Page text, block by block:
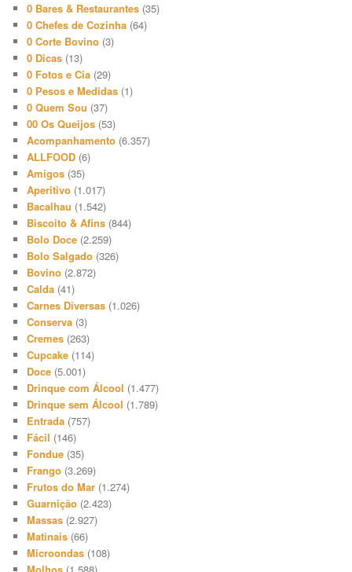
0 Bares & Restaurantes (35)
0 Chefes de Cozinha (64)
0 Corte Bovino (3)
0 Dicas (13)
0 Fotos e Cia (29)
0 Pesos e Medidas (1)
0 Quem Sou (37)
00 Os Queijos (53)
Acompanhamento (6.357)
ALLFOOD (6)
Amigos (35)
Aperitivo (1.017)
Bacalhau (1.542)
Biscoito & Afins (844)
Bolo Doce (2.259)
Bolo Salgado (326)
Bovino (2.872)
Calda (41)
Carnes Diversas (1.026)
Conserva (3)
Cremes (263)
Cupcake (114)
Doce (5.001)
Drinque com Álcool (1.477)
Drinque sem Álcool (1.789)
Entrada (757)
Fácil (146)
Fondue (35)
Frango (3.269)
Frutos do Mar (1.274)
Guarnição (2.423)
Massas (2.927)
Matinais (66)
Microondas (108)